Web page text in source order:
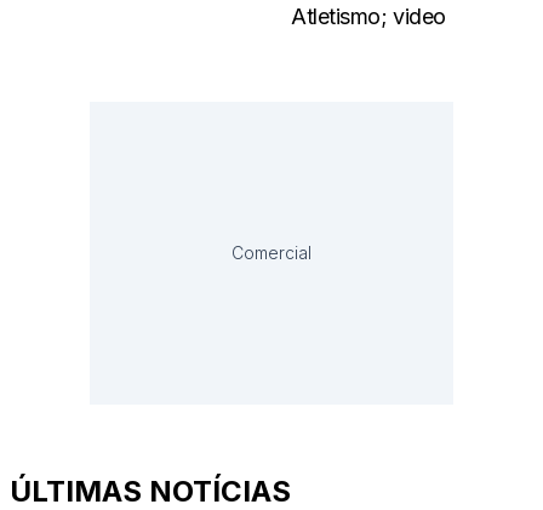
Atletismo; video
Comercial
ÚLTIMAS NOTÍCIAS